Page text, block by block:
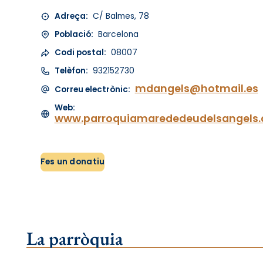
Adreça: C/ Balmes, 78
Població: Barcelona
Codi postal: 08007
Telèfon: 932152730
Correu electrònic: mdangels@hotmail.es
Web:
Fes un donatiu
La parròquia